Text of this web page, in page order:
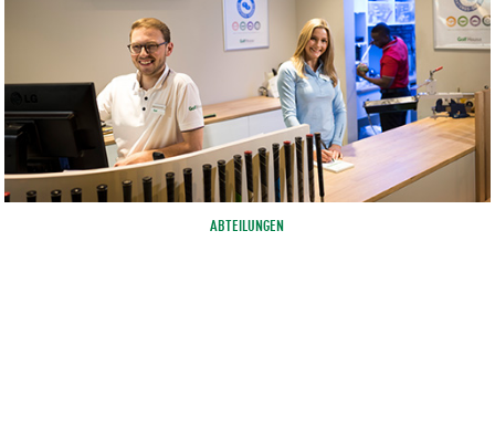
ABTEILUNGEN